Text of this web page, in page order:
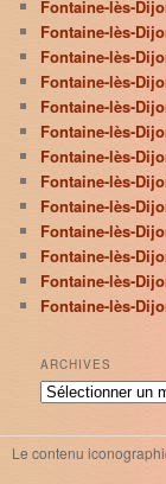
Fontaine-lès-
Fontaine-lès-
Fontaine-lès-
Fontaine-lès-
Fontaine-lès-
Fontaine-lès-
Fontaine-lès-
Fontaine-lès-
Fontaine-lès-
Fontaine-lès-
Fontaine-lès-
Fontaine-lès-
Fontaine-lès-
ARCHIVES
Archives
Le contenu